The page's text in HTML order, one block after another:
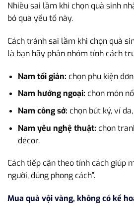
Nhiều sai lầm khi chọn quà sinh
bỏ qua yếu tố này.
Cách tránh sai lầm khi chọn quà
là bạn hãy phân nhóm tính cách
Nam tối giản: chọn phụ kiện
Nam hướng ngoại: chọn món
Nam công sở: chọn bút ký, ví
Nam yêu nghệ thuật: chọn
décor.
Cách tiếp cận theo tính cách giúp
người, đúng phong cách”.
Mua quà vội vàng, không có kế